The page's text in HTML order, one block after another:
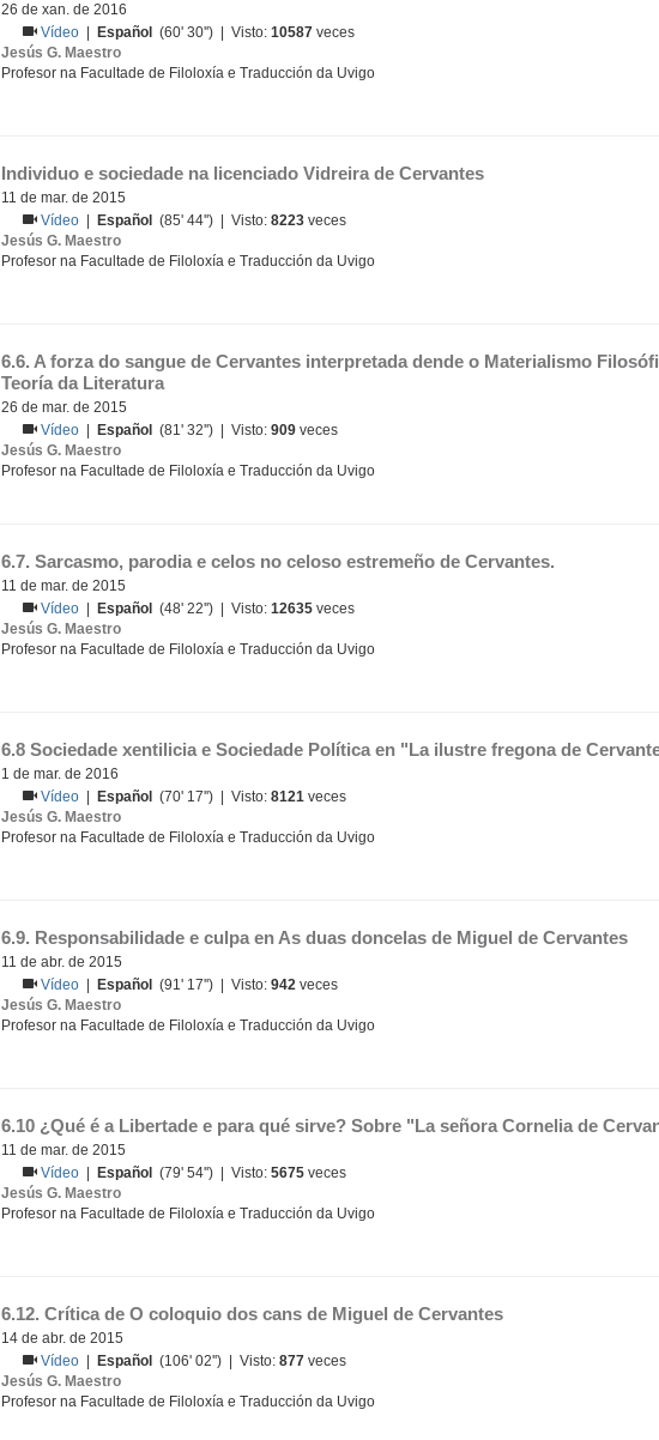
26 de xan. de 2016
Vídeo
Español (60' 30'') | Visto:10587 veces
Jesús G. Maestro
Profesor na Facultade de Filoloxía e Traducción da Uvigo
Individuo e sociedade na licenciado Vidreira de Cervantes
11 de mar. de 2015
Vídeo
Español (85' 44'') | Visto:8223 veces
Jesús G. Maestro
Profesor na Facultade de Filoloxía e Traducción da Uvigo
6.6. A forza do sangue de Cervantes interpretada dende o Materialismo
Teoría da Literatura
26 de mar. de 2015
Vídeo
Español (81' 32'') | Visto:909 veces
Jesús G. Maestro
Profesor na Facultade de Filoloxía e Traducción da Uvigo
6.7. Sarcasmo, parodia e celos no celoso estremeño de Cervantes.
11 de mar. de 2015
Vídeo
Español (48' 22'') | Visto:12635 veces
Jesús G. Maestro
Profesor na Facultade de Filoloxía e Traducción da Uvigo
6.8 Sociedade xentilicia e Sociedade Política en "La ilustre fregona de
1 de mar. de 2016
Vídeo
Español (70' 17'') | Visto:8121 veces
Jesús G. Maestro
Profesor na Facultade de Filoloxía e Traducción da Uvigo
6.9. Responsabilidade e culpa en As duas doncelas de Miguel de Cervantes
11 de abr. de 2015
Vídeo
Español (91' 17'') | Visto:942 veces
Jesús G. Maestro
Profesor na Facultade de Filoloxía e Traducción da Uvigo
6.10 ¿Qué é a Libertade e para qué sirve? Sobre "La señora Cornelia de
11 de mar. de 2015
Vídeo
Español (79' 54'') | Visto:5675 veces
Jesús G. Maestro
Profesor na Facultade de Filoloxía e Traducción da Uvigo
6.12. Crítica de O coloquio dos cans de Miguel de Cervantes
14 de abr. de 2015
Vídeo
Español (106' 02'') | Visto:877 veces
Jesús G. Maestro
Profesor na Facultade de Filoloxía e Traducción da Uvigo